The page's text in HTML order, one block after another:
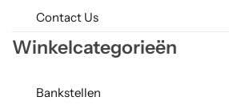
Contact Us
Winkelcategorieën
Bankstellen